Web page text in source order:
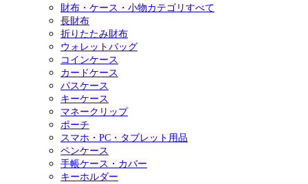
財布・ケース・小物カテゴリすべて
長財布
折りたたみ財布
ウォレットバッグ
コインケース
カードケース
パスケース
キーケース
マネークリップ
ポーチ
スマホ・PC・タブレット用品
ペンケース
手帳ケース・カバー
キーホルダー